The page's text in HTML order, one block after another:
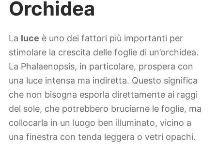
Orchidea
La luce è uno dei fattori più importanti per
stimolare la crescita delle foglie di un’orchidea.
La Phalaenopsis, in particolare, prospera con
una luce intensa ma indiretta. Questo significa
che non bisogna esporla direttamente ai raggi
del sole, che potrebbero bruciarne le foglie, ma
collocarla in un luogo ben illuminato, vicino a
una finestra con tenda leggera o vetri opachi.